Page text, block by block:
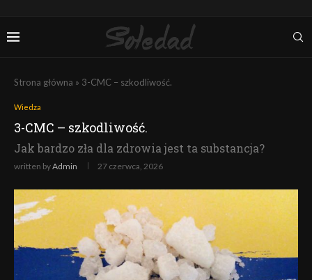
Strona główna » 3-CMC – szkodliwość.
Wiedza
3-CMC – szkodliwość.
Jak bardzo zła dla zdrowia jest ta substancja?
written byAdmin 27 czerwca, 2026